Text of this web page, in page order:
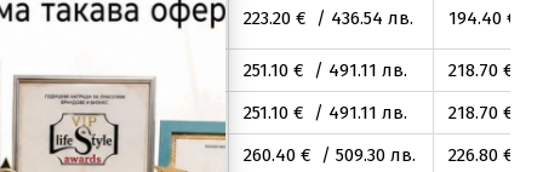
264.00€ / 516.34лв. 223.20€ / 436.54 лв. 194.40€ /
297.00€ / 580 251.10€ / 491.11 лв. 218.70€ /
297.00€ / 580 251.10€ / 491.11 лв. 218.70€ /
308.00€ / 602.40 лв. 260.40€ / 509.30лв. 226.80€ /